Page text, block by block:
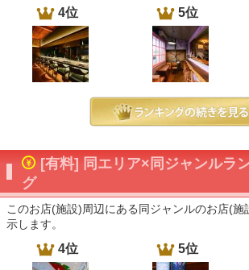
4位 5位
[有料] 同エリア×同ジャンルラ
グ
このお店(施設)周辺にある同ジャンルのお店(施
示します。
4位 5位